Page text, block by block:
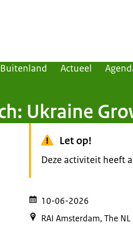
Actueel
Ukraine
Let op!
Deze activiteit heeft
10-06-2026
RAI Amsterdam, The